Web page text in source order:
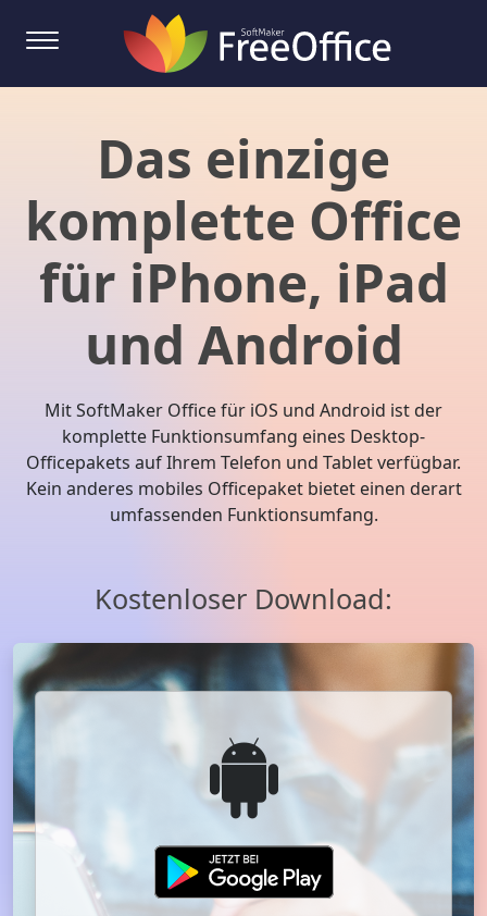
Das einzige
komplette Office
für iPhone, iPad
und Android
Mit SoftMaker Office für iOS und Android ist der
komplette Funktionsumfang eines Desktop-
Officepakets auf Ihrem Telefon und Tablet verfügbar.
Kein anderes mobiles Officepaket bietet einen derart
umfassenden Funktionsumfang.
Kostenloser Download: